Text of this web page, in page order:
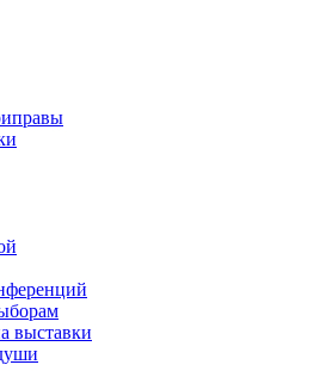
выставки